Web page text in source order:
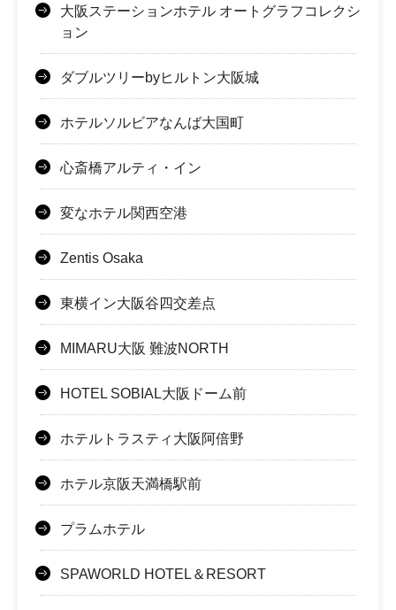
大阪ステーションホテル オートグラフコレクシ
ョン
ダブルツリーbyヒルトン大阪城
ホテルソルビアなんば大国町
心斎橋アルティ・イン
変なホテル関西空港
Zentis Osaka
東横イン大阪谷四交差点
MIMARU大阪 難波NORTH
HOTEL SOBIAL大阪ドーム前
ホテルトラスティ大阪阿倍野
ホテル京阪天満橋駅前
プラムホテル
SPAWORLD HOTEL＆RESORT